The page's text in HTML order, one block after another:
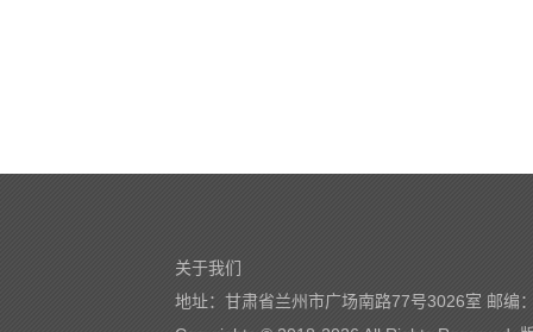
关于我们
地址：甘肃省兰州市广场南路77号3026室 邮编